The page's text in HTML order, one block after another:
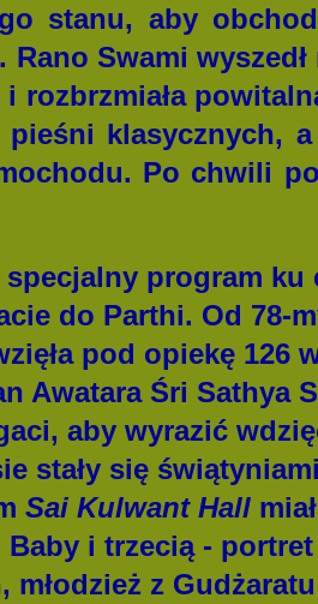
stanu, aby
Swami
rozbrzmiała
klasycznych,
Po chwili
program ku
do Parthi. Od 78-
pod opiekę 126
Awatara Śri Sathya
aby wyrazić
stały się
Sai Kulwant Hall
Baby i trzecią -
z